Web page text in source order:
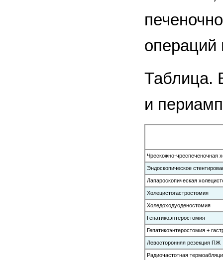
операций
Таблица.
и
Чрескожно-чреспеченочная
Эндоскопическое
Лапароскопическая
Холецистогастростомия
Холедоходуоденостомия
Гепатикоэнтеростомия
Гепатикоэнтеростомия +
Левосторонняя резекция ПЖ
Радиочастотная